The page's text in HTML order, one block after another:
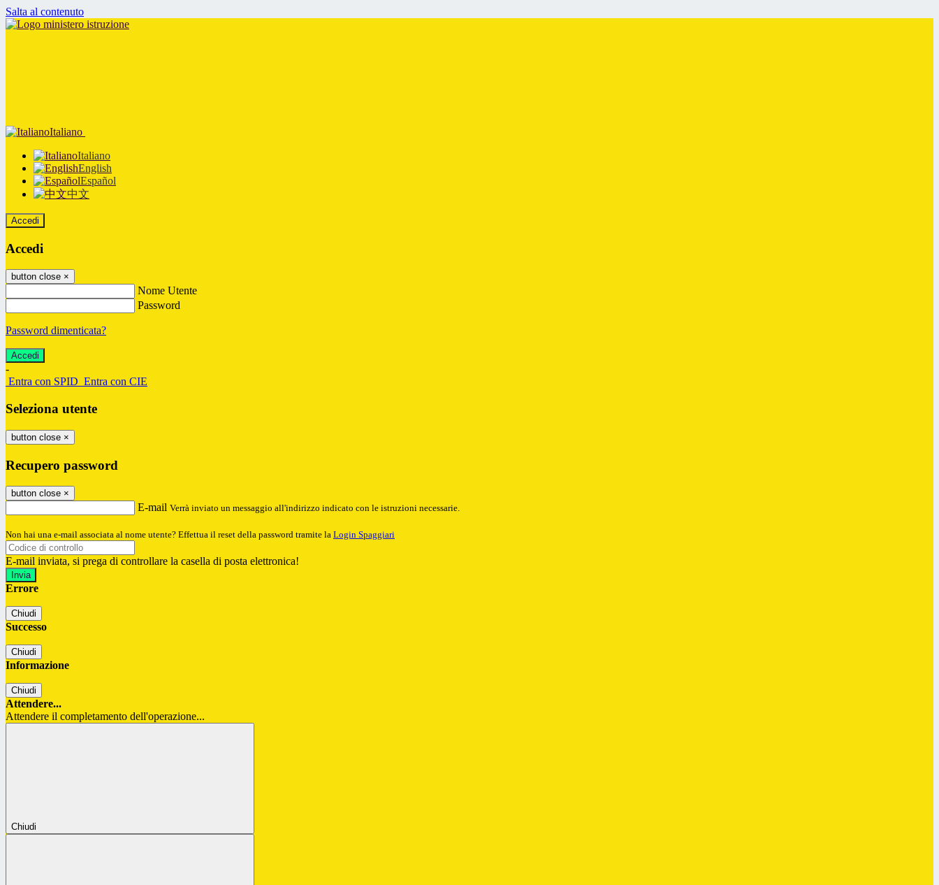
Salta al contenuto
Italiano
Italiano
English
Español
中文
Accedi
Accedi
button close ×
Nome Utente
Password
Password dimenticata?
-
Entra con SPID Entra con CIE
Seleziona utente
button close ×
Recupero password
button close ×
E-mail Verrà inviato un messaggio all'indirizzo indicato con le istruzioni necessarie.
Non hai una e-mail associata al nome utente? Effettua il reset della password tramite la Login Spaggiari
E-mail inviata, si prega di controllare la casella di posta elettronica!
Errore
Chiudi
Successo
Chiudi
Informazione
Chiudi
Attendere...
Attendere il completamento dell'operazione...
Chiudi